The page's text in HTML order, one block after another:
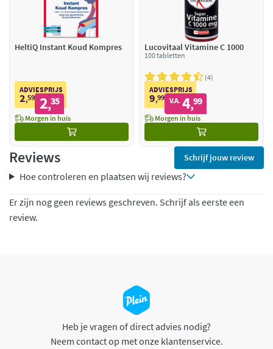
HeltiQ Instant Koud Kompres
ADVIESPRIJS
2,59 2,35
Morgen in huis
Lucovitaal Vitamine C 1000
100 tabletten
4
ADVIESPRIJS
9,99 V.A. 4,99
Morgen in huis
Reviews Schrijf jouw review
Hoe controleren en plaatsen wij reviews?
Er zijn nog geen reviews geschreven. Schrijf als eerste een
review.
Heb je vragen of direct advies nodig?
Neem contact op met onze klantenservice.